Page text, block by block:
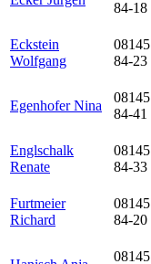
84-18
Eckstein
Wolfgang
08145
84-23
Egenhofer Nina
08145
84-41
Englschalk
Renate
08145
84-33
Furtmeier
Richard
08145
84-20
08145